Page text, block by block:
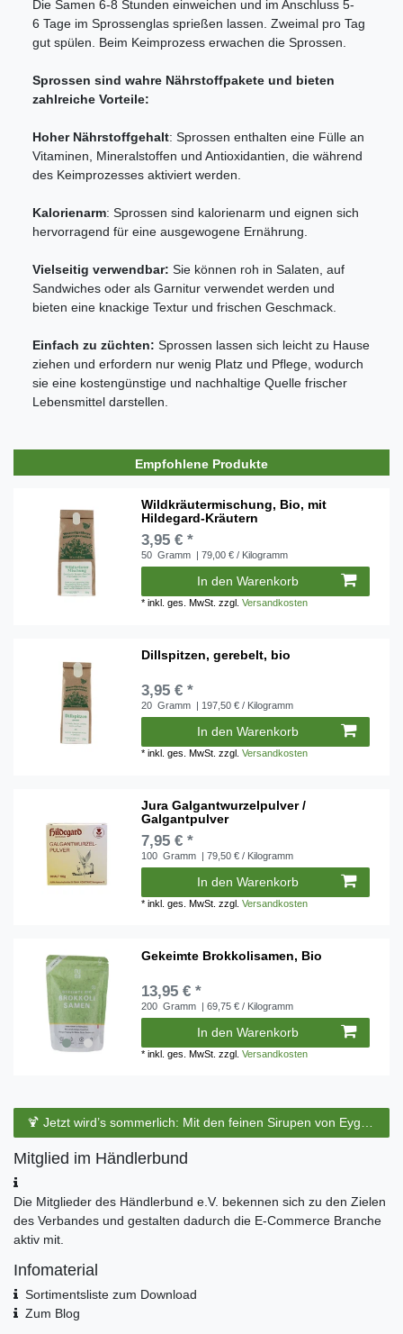
Die Samen 6-8 Stunden einweichen und im Anschluss 5-
6 Tage im Sprossenglas sprießen lassen. Zweimal pro Tag
gut spülen. Beim Keimprozess erwachen die Sprossen.
Sprossen sind wahre Nährstoffpakete und bieten
zahlreiche Vorteile:
Hoher Nährstoffgehalt: Sprossen enthalten eine Fülle an
Vitaminen, Mineralstoffen und Antioxidantien, die während
des Keimprozesses aktiviert werden.
Kalorienarm: Sprossen sind kalorienarm und eignen sich
hervorragend für eine ausgewogene Ernährung.
Vielseitig verwendbar: Sie können roh in Salaten, auf
Sandwiches oder als Garnitur verwendet werden und
bieten eine knackige Textur und frischen Geschmack.
Einfach zu züchten: Sprossen lassen sich leicht zu Hause
ziehen und erfordern nur wenig Platz und Pflege, wodurch
sie eine kostengünstige und nachhaltige Quelle frischer
Lebensmittel darstellen.
Empfohlene Produkte
Wildkräutermischung, Bio, mit
Hildegard-Kräutern
3,95 € *
50 Gramm | 79,00 € / Kilogramm
In den Warenkorb
*inkl. ges. MwSt. zzgl.Versandkosten
Dillspitzen, gerebelt, bio
3,95 € *
20 Gramm | 197,50 € / Kilogramm
In den Warenkorb
*inkl. ges. MwSt. zzgl.Versandkosten
Jura Galgantwurzelpulver /
Galgantpulver
7,95 € *
100 Gramm | 79,50 € / Kilogramm
In den Warenkorb
*inkl. ges. MwSt. zzgl.Versandkosten
Gekeimte Brokkolisamen, Bio
13,95 € *
200 Gramm | 69,75 € / Kilogramm
In den Warenkorb
*inkl. ges. MwSt. zzgl.Versandkosten
🍹 Jetzt wird’s sommerlich: Mit den feinen Sirupen von Eyguebelle entstehen erfrischende Cocktails und köstliche Sommerdrinks.
Mitglied im Händlerbund
Die Mitglieder des Händlerbund e.V. bekennen sich zu den Zielen
des Verbandes und gestalten dadurch die E-Commerce Branche
aktiv mit.
Infomaterial
Sortimentsliste zum Download
Zum Blog